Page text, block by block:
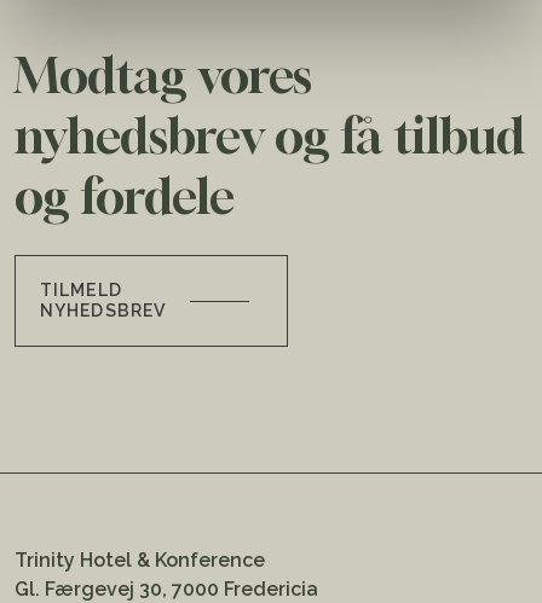
Modtag vores
nyhedsbrev og få tilbud
og fordele
TILMELD
NYHEDSBREV
Trinity Hotel & Konference
Gl. Færgevej 30, 7000 Fredericia